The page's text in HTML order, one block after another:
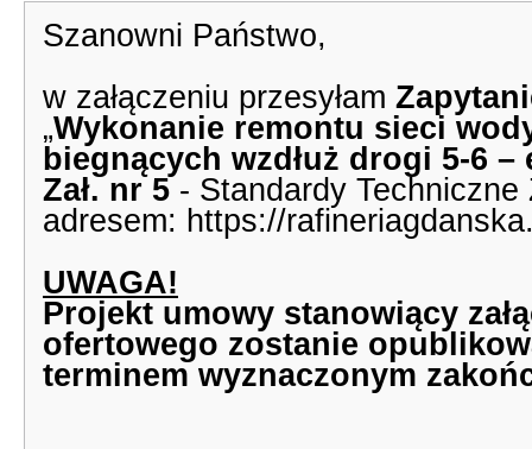
Szanowni Państwo,
w załączeniu przesyłam
„Wykonanie remontu sieci
biegnących wzdłuż drogi 5-6 –
Zał. nr 5 - Standardy
adresem: https://
UWAGA!
Projekt umowy stanowiący
ofertowego zostanie
terminem wyznaczonym